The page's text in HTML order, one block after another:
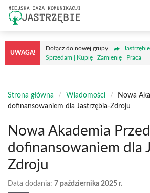
Przejdź
treści
UWAGA!
Dołącz do nowej grupy
Sprzedam | Kupię | Zamienię | Praca
Strona główna / Wiadomości /
Nowa
dofinansowaniem dla Jastrzębia-Zdroju
Nowa Akademia
dofinansowaniem dla
Zdroju
Data dodania: 7 października 2025 r.